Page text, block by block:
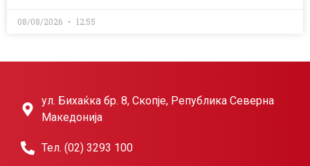
08/08/2026 12:55
ул. Бихаќка бр. 8, Скопје, Република Северна
Македонија
Тел. (02) 3293 100